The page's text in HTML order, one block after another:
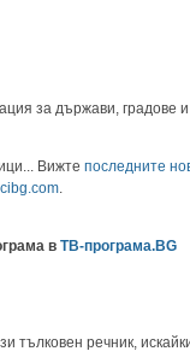
за държави, градове
Вижте последните
в ТВ-програма.BG
тълковен речник,